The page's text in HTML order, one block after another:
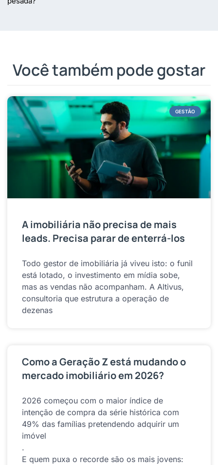
Você também pode gostar
GESTÃO
A imobiliária não precisa de mais
leads. Precisa parar de enterrá-los
Todo gestor de imobiliária já viveu isto: o funil
está lotado, o investimento em mídia sobe,
mas as vendas não acompanham. A Altivus,
consultoria que estrutura a operação de
dezenas
Como a Geração Z está mudando o
mercado imobiliário em 2026?
2026 começou com o maior índice de
intenção de compra da série histórica com
49% das famílias pretendendo adquirir um
imóvel
.
E quem puxa o recorde são os mais jovens: